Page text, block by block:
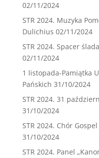
02/11/2024
STR 2024. Muzyka
Dulichius 02/11/2024
STR 2024. Spacer
02/11/2024
1 listopada-Pamiątka
Pańskich 31/10/2024
STR 2024. 31
31/10/2024
STR 2024. Chór
31/10/2024
STR 2024. Panel